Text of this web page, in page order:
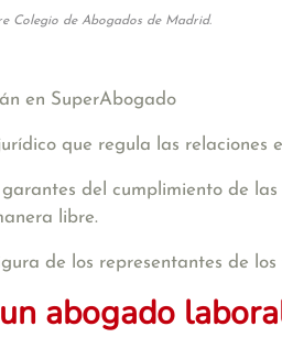
Colegio de Abogados de Madrid.
en SuperAbogado
que regula las relaciones
del cumplimiento de
libre.
de los representantes de
abogado